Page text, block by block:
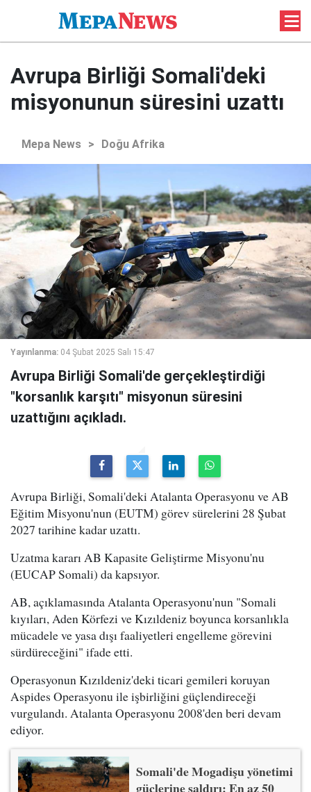
Avrupa Birliği Somali'deki
misyonunun süresini uzattı
Mepa News > Doğu Afrika
Yayınlanma: 04 Şubat 2025 Salı 15:47
Avrupa Birliği Somali'de gerçekleştirdiği
"korsanlık karşıtı" misyonun süresini
uzattığını açıkladı.
Avrupa Birliği, Somali'deki Atalanta Operasyonu ve AB
Eğitim Misyonu'nun (EUTM) görev sürelerini 28 Şubat
2027 tarihine kadar uzattı.
Uzatma kararı AB Kapasite Geliştirme Misyonu'nu
(EUCAP Somali) da kapsıyor.
AB, açıklamasında Atalanta Operasyonu'nun "Somali
kıyıları, Aden Körfezi ve Kızıldeniz boyunca korsanlıkla
mücadele ve yasa dışı faaliyetleri engelleme görevini
sürdüreceğini" ifade etti.
Operasyonun Kızıldeniz'deki ticari gemileri koruyan
Aspides Operasyonu ile işbirliğini güçlendireceği
vurgulandı. Atalanta Operasyonu 2008'den beri devam
ediyor.
Somali'de Mogadişu yönetimi
güçlerine saldırı: En az 50